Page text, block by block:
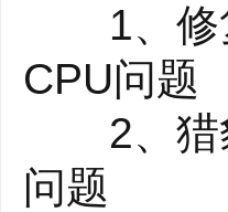
1、修复
CPU问题
2、猎豹
问题